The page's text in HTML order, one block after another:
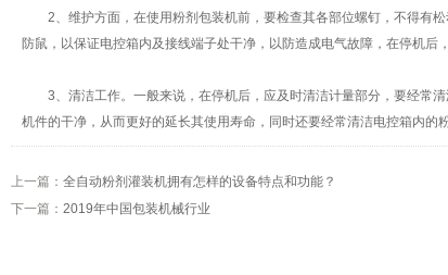
2、维护方面，在使用粉剂包装机前，要检查其各部位螺钉，不得有松
防鼠，以保证电控箱内及接线端子处干净，以防造成电气故障，在停机后
3、清洁工作。一般来说，在停机后，应及时清洁计量部分，要经常清
机件的干净，从而更好的延长其使用寿命，同时还要经常清洁电控箱内的
上一篇： 全自动粉剂灌装机拥有怎样的设备特点和功能？
下一篇： 2019年中国包装机械行业